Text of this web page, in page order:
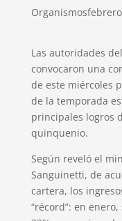
Organismos
Las autoridades
convocaron una
de este miércoles
de la temporada
principales logros
quinquenio.
Según reveló el
Sanguinetti, de
cartera, los
“récord”: en